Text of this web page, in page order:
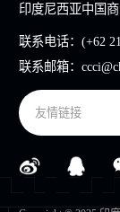
印度尼西亚中国
联系电话： (+62
联系邮箱：
友情链接